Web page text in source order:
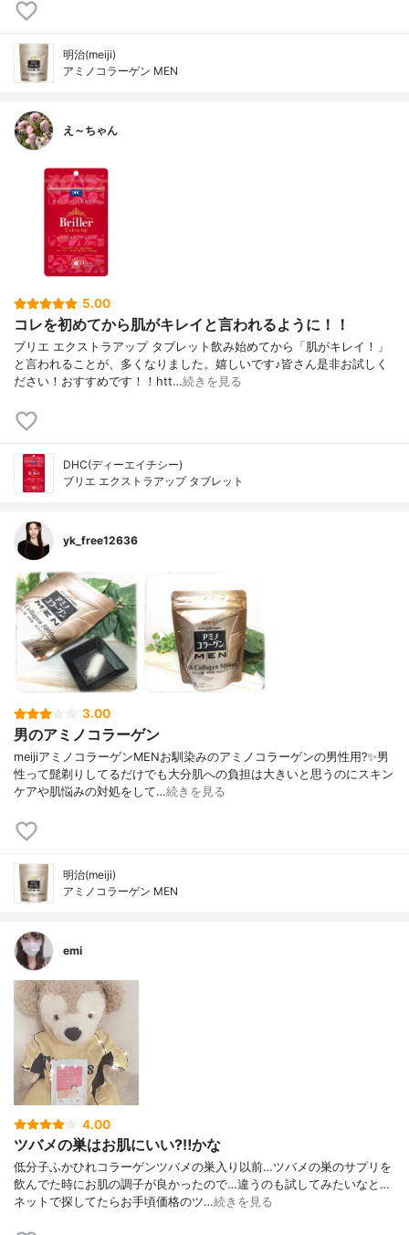
明治(meiji)
アミノコラーゲン MEN
え～ちゃん
5.00
コレを初めてから肌がキレイと言われるように！！
ブリエ エクストラアップ タブレット飲み始めてから「肌がキレイ！」
と言われることが、多くなりました。嬉しいです♪皆さん是非お試しく
ださい！おすすめです！！htt…続きを見る
DHC(ディーエイチシー)
ブリエ エクストラアップ タブレット
yk_free12636
3.00
男のアミノコラーゲン
meijiアミノコラーゲンMENお馴染みのアミノコラーゲンの男性用?✨男
性って髭剃りしてるだけでも大分肌への負担は大きいと思うのにスキン
ケアや肌悩みの対処をして…続きを見る
明治(meiji)
アミノコラーゲン MEN
emi
4.00
ツバメの巣はお肌にいい?‼️かな
低分子ふかひれコラーゲンツバメの巣入り以前…ツバメの巣のサプリを
飲んでた時にお肌の調子が良かったので…違うのも試してみたいなと…
ネットで探してたらお手頃価格のツ…続きを見る